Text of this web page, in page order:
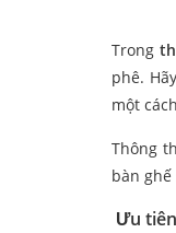
Trong
phê.
một
Thông
bàn
Ưu